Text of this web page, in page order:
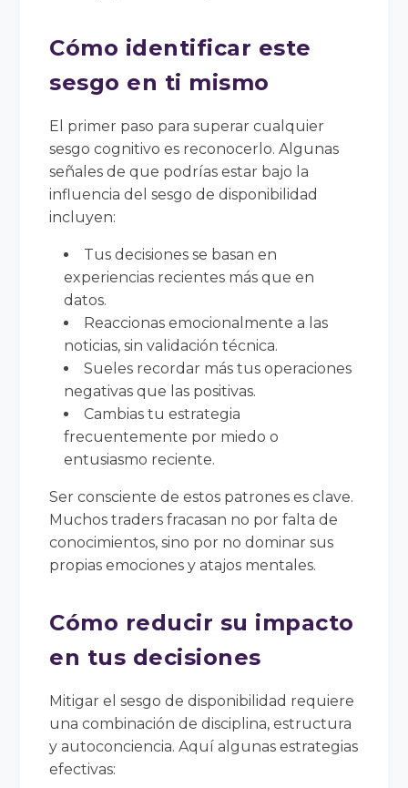
Cómo identificar este
sesgo en ti mismo
El primer paso para superar cualquier
sesgo cognitivo es reconocerlo. Algunas
señales de que podrías estar bajo la
influencia del sesgo de disponibilidad
incluyen:
Tus decisiones se basan en
experiencias recientes más que en
datos.
Reaccionas emocionalmente a las
noticias, sin validación técnica.
Sueles recordar más tus operaciones
negativas que las positivas.
Cambias tu estrategia
frecuentemente por miedo o
entusiasmo reciente.
Ser consciente de estos patrones es clave.
Muchos traders fracasan no por falta de
conocimientos, sino por no dominar sus
propias emociones y atajos mentales.
Cómo reducir su impacto
en tus decisiones
Mitigar el sesgo de disponibilidad requiere
una combinación de disciplina, estructura
y autoconciencia. Aquí algunas estrategias
efectivas: